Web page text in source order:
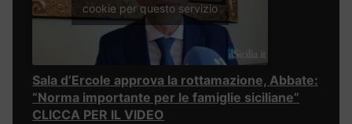
cookie per questo servizio
Sala d’Ercole approva la rottamazione, Abbate:
“Norma importante per le famiglie siciliane”
CLICCA PER IL VIDEO